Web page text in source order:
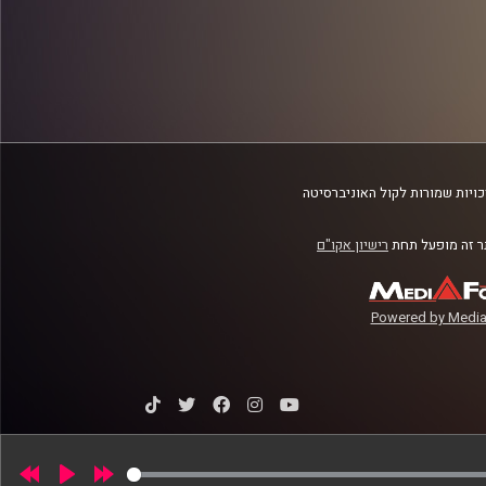
שמורות לקול האוניברסיטה
זה מופעל תחת רישיון אקו"ם
Powered by